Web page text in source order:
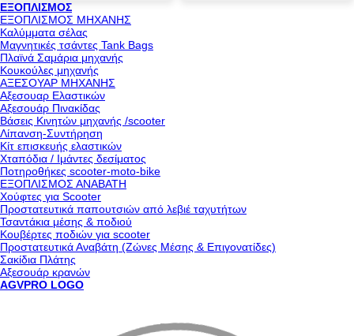
ΕΞΟΠΛΙΣΜΟΣ
ΕΞΟΠΛΙΣΜΟΣ ΜΗΧΑΝΗΣ
Καλύμματα σέλας
Μαγνητικές τσάντες Tank Bags
Πλαϊνά Σαμάρια μηχανής
Κουκούλες μηχανής
ΑΞΕΣΟΥΑΡ ΜΗΧΑΝΗΣ
Αξεσουαρ Ελαστικών
Αξεσουάρ Πινακίδας
Βάσεις Κινητών μηχανής /scooter
Λίπανση-Συντήρηση
Κίτ επισκευής ελαστικών
Χταπόδια / Ιμάντες δεσίματος
Ποτηροθήκες scooter-moto-bike
ΕΞΟΠΛΙΣΜΟΣ ΑΝΑΒΑΤΗ
Χούφτες για Scooter
Προστατευτικά παπουτσιών από λεβιέ ταχυτήτων
Τσαντάκια μέσης & ποδιού
Κουβέρτες ποδιών για scooter
Προστατευτικά Αναβάτη (Ζώνες Μέσης & Επιγονατίδες)
Σακίδια Πλάτης
Αξεσουάρ κρανών
AGVPRO LOGO